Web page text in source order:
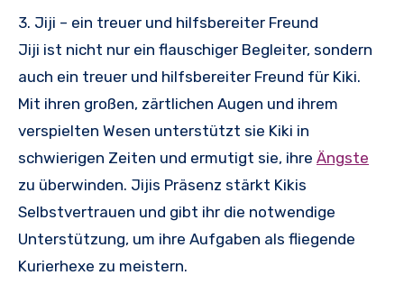
3. Jiji – ein treuer und hilfsbereiter Freund
Jiji ist nicht nur ein flauschiger Begleiter, sondern
auch ein treuer und hilfsbereiter Freund für Kiki.
Mit ihren großen, zärtlichen Augen und ihrem
verspielten Wesen unterstützt sie Kiki in
schwierigen Zeiten und ermutigt sie, ihre Ängste
zu überwinden. Jijis Präsenz stärkt Kikis
Selbstvertrauen und gibt ihr die notwendige
Unterstützung, um ihre Aufgaben als fliegende
Kurierhexe zu meistern.